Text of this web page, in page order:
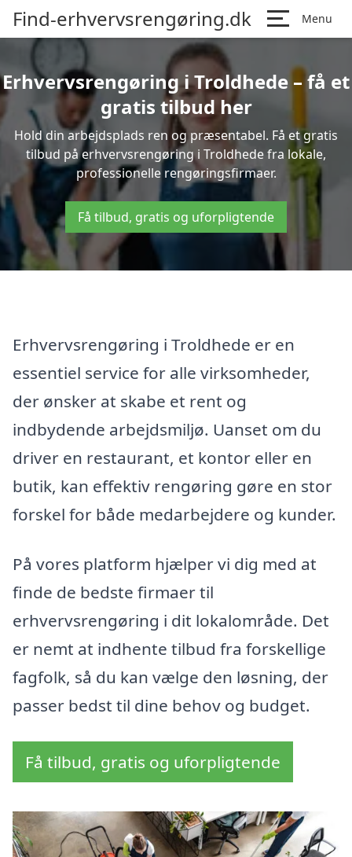
Find-erhvervsrengøring.dk Menu
Erhvervsrengøring i Troldhede – få et
gratis tilbud her
Hold din arbejdsplads ren og præsentabel. Få et gratis
tilbud på erhvervsrengøring i Troldhede fra lokale,
professionelle rengøringsfirmaer.
Få tilbud, gratis og uforpligtende
Erhvervsrengøring i Troldhede er en
essentiel service for alle virksomheder,
der ønsker at skabe et rent og
indbydende arbejdsmiljø. Uanset om du
driver en restaurant, et kontor eller en
butik, kan effektiv rengøring gøre en stor
forskel for både medarbejdere og kunder.
På vores platform hjælper vi dig med at
finde de bedste firmaer til
erhvervsrengøring i dit lokalområde. Det
er nemt at indhente tilbud fra forskellige
fagfolk, så du kan vælge den løsning, der
passer bedst til dine behov og budget.
Få tilbud, gratis og uforpligtende